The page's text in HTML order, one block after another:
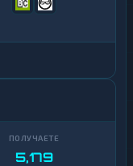
5,179